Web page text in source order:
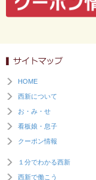
HOME
西新について
お・み・せ
看板娘・息子
クーポン情報
１分でわかる西新
西新で働こう